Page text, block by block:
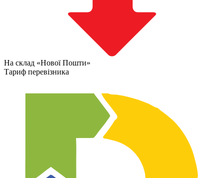
На склад «Нової Пошти»
Тариф перевізника